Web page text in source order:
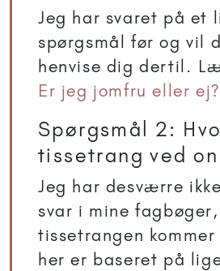
Jeg har svaret på et
spørgsmål før og vil
henvise dig dertil.
Er jeg jomfru eller ej?
Spørgsmål 2:
tissetrang ved
Jeg har desværre
svar i mine
tissetrangen
her er baseret på